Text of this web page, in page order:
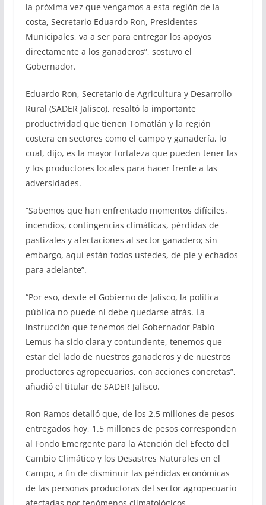
la próxima vez que vengamos a esta región de la
costa, Secretario Eduardo Ron, Presidentes
Municipales, va a ser para entregar los apoyos
directamente a los ganaderos”, sostuvo el
Gobernador.
Eduardo Ron, Secretario de Agricultura y Desarrollo
Rural (SADER Jalisco), resaltó la importante
productividad que tienen Tomatlán y la región
costera en sectores como el campo y ganadería, lo
cual, dijo, es la mayor fortaleza que pueden tener las
y los productores locales para hacer frente a las
adversidades.
“Sabemos que han enfrentado momentos difíciles,
incendios, contingencias climáticas, pérdidas de
pastizales y afectaciones al sector ganadero; sin
embargo, aquí están todos ustedes, de pie y echados
para adelante”.
“Por eso, desde el Gobierno de Jalisco, la política
pública no puede ni debe quedarse atrás. La
instrucción que tenemos del Gobernador Pablo
Lemus ha sido clara y contundente, tenemos que
estar del lado de nuestros ganaderos y de nuestros
productores agropecuarios, con acciones concretas”,
añadió el titular de SADER Jalisco.
Ron Ramos detalló que, de los 2.5 millones de pesos
entregados hoy, 1.5 millones de pesos corresponden
al Fondo Emergente para la Atención del Efecto del
Cambio Climático y los Desastres Naturales en el
Campo, a fin de disminuir las pérdidas económicas
de las personas productoras del sector agropecuario